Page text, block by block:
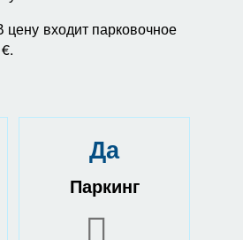
входит парковочное
Да
Паркинг